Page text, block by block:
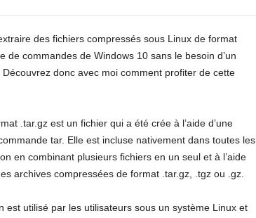
des fichiers compressés sous Linux de format
de commandes de Windows 10 sans le besoin d’un
donc avec moi comment profiter de cette
.tar.gz est un fichier qui a été crée à l’aide d’une
tar. Elle est incluse nativement dans toutes les
en combinant plusieurs fichiers en un seul et à l’aide
archives compressées de format .tar.gz, .tgz ou .gz.
est utilisé par les utilisateurs sous un système Linux et